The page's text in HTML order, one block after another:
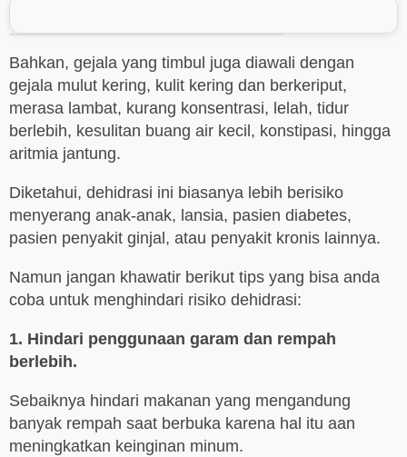
Bahkan, gejala yang timbul juga diawali dengan
gejala mulut kering, kulit kering dan berkeriput,
merasa lambat, kurang konsentrasi, lelah, tidur
berlebih, kesulitan buang air kecil, konstipasi, hingga
aritmia jantung.
Diketahui, dehidrasi ini biasanya lebih berisiko
menyerang anak-anak, lansia, pasien diabetes,
pasien penyakit ginjal, atau penyakit kronis lainnya.
Namun jangan khawatir berikut tips yang bisa anda
coba untuk menghindari risiko dehidrasi:
1. Hindari penggunaan garam dan rempah
berlebih.
Sebaiknya hindari makanan yang mengandung
banyak rempah saat berbuka karena hal itu aan
meningkatkan keinginan minum.